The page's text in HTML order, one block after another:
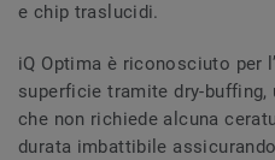
e chip traslucidi.
iQ Optima è riconosciuto per
superficie tramite dry-
che non richiede alcuna
durata imbattibile